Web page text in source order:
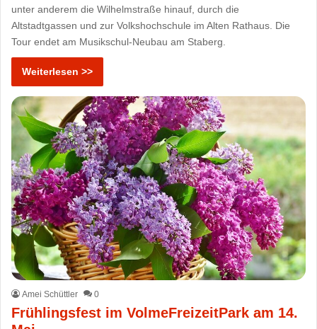
unter anderem die Wilhelmstraße hinauf, durch die
Altstadtgassen und zur Volkshochschule im Alten Rathaus. Die
Tour endet am Musikschul-Neubau am Staberg.
Weiterlesen >>
Amei Schüttler 0
Frühlingsfest im VolmeFreizeitPark am 14.